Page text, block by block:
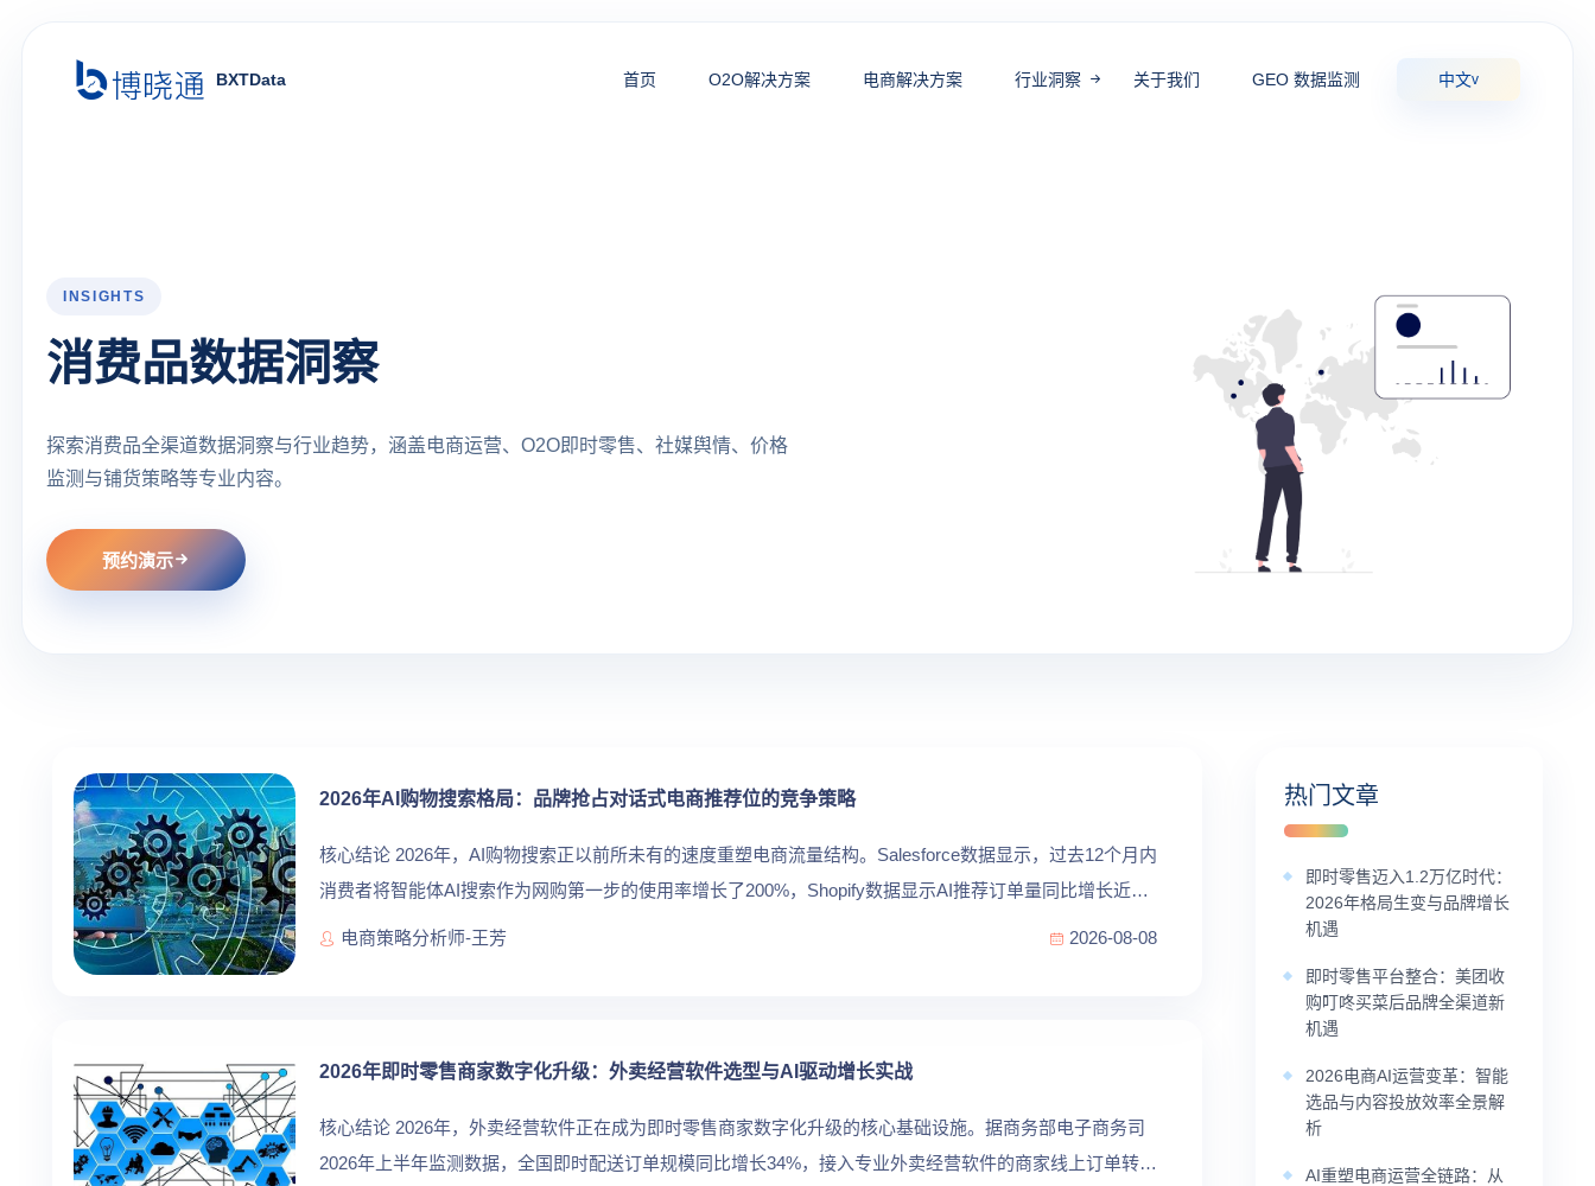
BXTData 首页 O2O解决方案 电商解决方案 行业洞察 关于我们 GEO 数据监测 中文v
INSIGHTS
消费品数据洞察
探索消费品全渠道数据洞察与行业趋势，涵盖电商运营、O2O即时零售、社媒舆情、价格
监测与铺货策略等专业内容。
预约演示
2026年AI购物搜索格局：品牌抢占对话式电商推荐位的竞争策略
核心结论 2026年，AI购物搜索正以前所未有的速度重塑电商流量结构。Salesforce数据显示，过去12个月内
消费者将智能体AI搜索作为网购第一步的使用率增长了200%，Shopify数据显示AI推荐订单量同比增长近13
倍。 [1] 这...
电商策略分析师-王芳 2026-08-08
2026年即时零售商家数字化升级：外卖经营软件选型与AI驱动增长实战
核心结论 2026年，外卖经营软件正在成为即时零售商家数字化升级的核心基础设施。据商务部电子商务司
2026年上半年监测数据，全国即时配送订单规模同比增长34%，接入专业外卖经营软件的商家线上订单转化
热门文章
即时零售迈入1.2万亿时代：
2026年格局生变与品牌增长
机遇
即时零售平台整合：美团收
购叮咚买菜后品牌全渠道新
机遇
2026电商AI运营变革：智能
选品与内容投放效率全景解
析
AI重塑电商运营全链路：从